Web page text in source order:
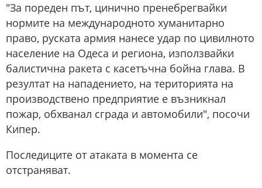
"За пореден път, цинично пренебрегвайки
нормите на международното хуманитарно
право, руската армия нанесе удар по цивилното
население на Одеса и региона, използвайки
балистична ракета с касетъчна бойна глава. В
резултат на нападението, на територията на
производствено предприятие е възникнал
пожар, обхванал сграда и автомобили", посочи
Кипер.
Последиците от атаката в момента се
отстраняват.